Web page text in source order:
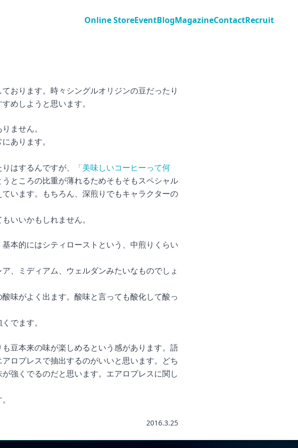
Online StoreEventBlogMagazineContactRecruit
おります。時々シングルオリジンの豆だったり
めしようと思います。
ません。
あります。
はするんですが、
「美味しいコーヒーって何
ところの比重が薄れるためそもそもスペシャル
います。もちろん、深煎りでもキャラクターの
いいかもしれません。
本的にはシティローストという、中煎りくらい
、ミディアム、ウェルダンみたいなものでしょ
味がよく出ます。酸味と言っても酸化して酸っ
でます。
豆本来の味が楽しめるという感があります。語
ロプレスで抽出するのがいいと思います。どち
強くでるのだと思います。エアロプレスに関し
2016.3.25